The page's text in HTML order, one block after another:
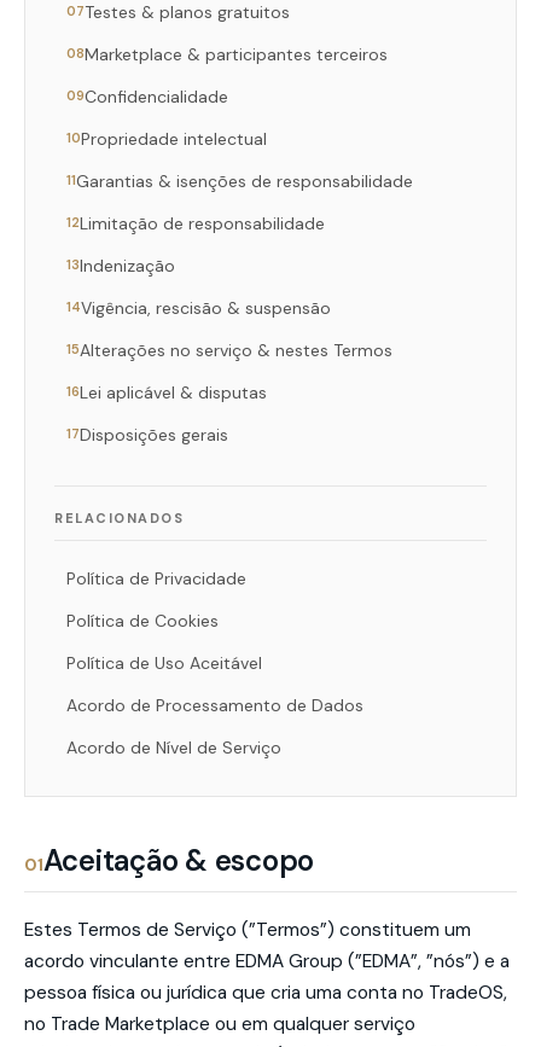
07Testes & planos gratuitos
08Marketplace & participantes terceiros
09Confidencialidade
10Propriedade intelectual
11Garantias & isenções de responsabilidade
12Limitação de responsabilidade
13Indenização
14Vigência, rescisão & suspensão
15Alterações no serviço & nestes Termos
16Lei aplicável & disputas
17Disposições gerais
RELACIONADOS
Política de Privacidade
Política de Cookies
Política de Uso Aceitável
Acordo de Processamento de Dados
Acordo de Nível de Serviço
01Aceitação & escopo
Estes Termos de Serviço (”Termos”) constituem um
acordo vinculante entre EDMA Group (”EDMA”, ”nós”) e a
pessoa física ou jurídica que cria uma conta no TradeOS,
no Trade Marketplace ou em qualquer serviço